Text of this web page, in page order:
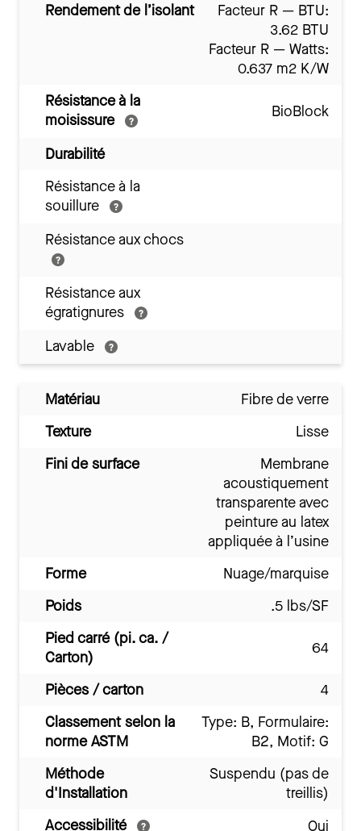
Rendement de l’isolant
Facteur R — BTU:
3.62 BTU
Facteur R — Watts:
0.637 m2 K/W
Résistance à la
moisissure
BioBlock
Durabilité
Résistance à la
souillure
Résistance aux chocs
Résistance aux
égratignures
Lavable
Matériau
Fibre de verre
Texture
Lisse
Fini de surface
Membrane
acoustiquement
transparente avec
peinture au latex
appliquée à l’usine
Forme
Nuage/marquise
Poids
.5 lbs/SF
Pied carré (pi. ca. /
Carton)
64
Pièces / carton
4
Classement selon la
norme ASTM
Type: B, Formulaire:
B2, Motif: G
Méthode
d'Installation
Suspendu (pas de
treillis)
Accessibilité
Oui